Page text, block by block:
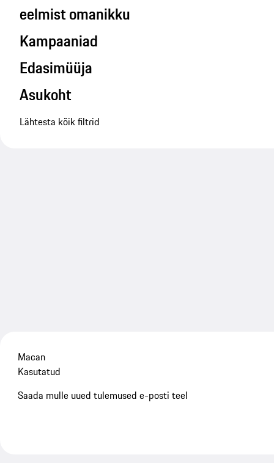
eelmist omanikku
Kampaaniad
Edasimüüja
Asukoht
Lähtesta kõik filtrid
Macan
Kasutatud
Saada mulle uued tulemused e-posti teel